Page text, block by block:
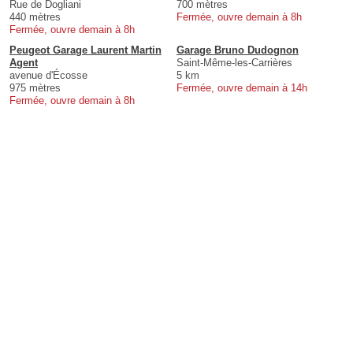
Rue de Dogliani
440 mètres
Fermée, ouvre demain à 8h
700 mètres
Fermée, ouvre demain à 8h
Peugeot Garage Laurent Martin
Agent
avenue d'Écosse
975 mètres
Fermée, ouvre demain à 8h
Garage Bruno Dudognon
Saint-Même-les-Carrières
5 km
Fermée, ouvre demain à 14h